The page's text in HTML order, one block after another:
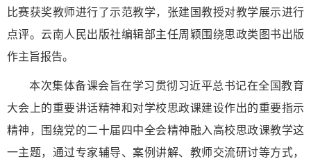
比赛获奖教师进行了示范教学，张建国教授对教学展示进行
点评。云南人民出版社编辑部主任周颖围绕思政类图书出版
作主旨报告。
本次集体备课会旨在学习贯彻习近平总书记在全国教育
大会上的重要讲话精神和对学校思政课建设作出的重要指示
精神，围绕党的二十届四中全会精神融入高校思政课教学这
一主题，通过专家辅导、案例讲解、教师交流研讨等方式，